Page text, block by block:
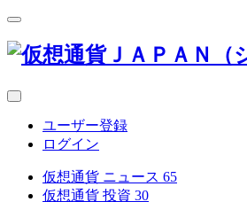
ユーザー登録
ログイン
仮想通貨 ニュース 65
仮想通貨 投資 30